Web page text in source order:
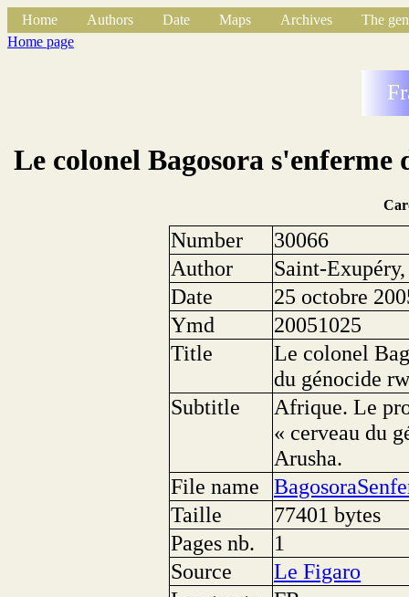
Home Authors Date Maps Archives
The
Home page
Le colonel Bagosora
Number
30066
Author
Saint-
Date
25 octobre
Ymd
20051025
Title
Le colonel
du génocide
Subtitle
Afrique. Le
« cerveau du
Arusha.
File name
Taille
77401 bytes
Pages nb.
1
Source
Le Figaro